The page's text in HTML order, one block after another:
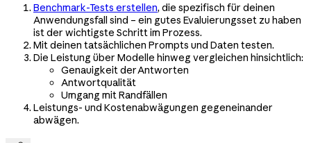
Benchmark-Tests erstellen, die spezifisch für deinen
Anwendungsfall sind – ein gutes Evaluierungsset zu haben
ist der wichtigste Schritt im Prozess.
Mit deinen tatsächlichen Prompts und Daten testen.
Die Leistung über Modelle hinweg vergleichen hinsichtlich:
Genauigkeit der Antworten
Antwortqualität
Umgang mit Randfällen
Leistungs- und Kostenabwägungen gegeneinander
abwägen.